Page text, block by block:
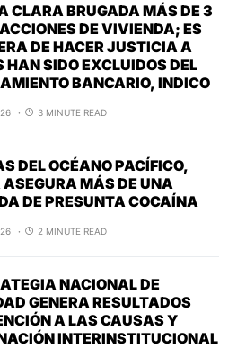
CLARA BRUGADA MÁS DE 3
DE VIVIENDA; ES
DE HACER JUSTICIA A
HAN SIDO EXCLUIDOS DEL
BANCARIO, INDICO
3 MINUTE READ
DEL OCÉANO PACÍFICO,
MÁS DE UNA
DE PRESUNTA COCAÍNA
2 MINUTE READ
NACIONAL DE
GENERA RESULTADOS
A LAS CAUSAS Y
INTERINSTITUCIONAL